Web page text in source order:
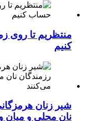
منتظریم تا روی
کنیم
شیر زنان
نان محلی و